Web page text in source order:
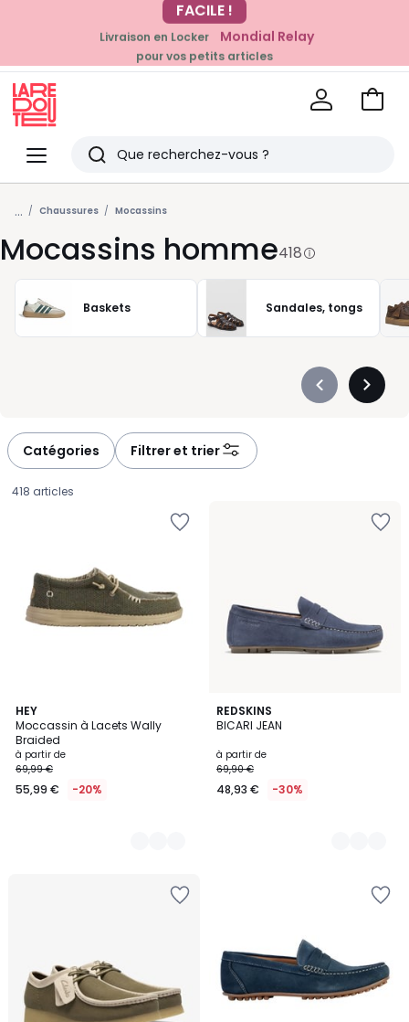
EN CE MOMENT
-20% dès 39€*
Livraison en Locker Mondial Relay
pour vos petits articles
Menu
Redoute
Rechercher
Derniers
articles
vus
Voir
... Chaussures Mocassins
Mocassins homme418
Baskets Sandales, tongs
Précédent
Catégories Filtrer et trier
418 articles
HEY
Moccassin à Lacets Wally
Braided
Prix
à
partir
de
réduction
appliquée.
à partir de
69,99 €
55,99 € -20%
2
Couleurs
REDSKINS
BICARI JEAN
à partir de
69,90 €
48,93 € -30%
5
Couleurs